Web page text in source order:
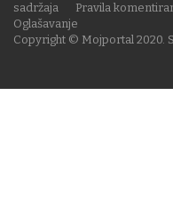
Copyright © Mojportal 2020.
sadržaja
Pravila
Oglašavanje